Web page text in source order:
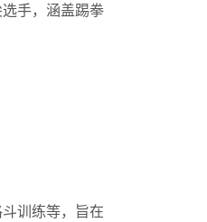
选手，涵盖踢拳
训练等，旨在